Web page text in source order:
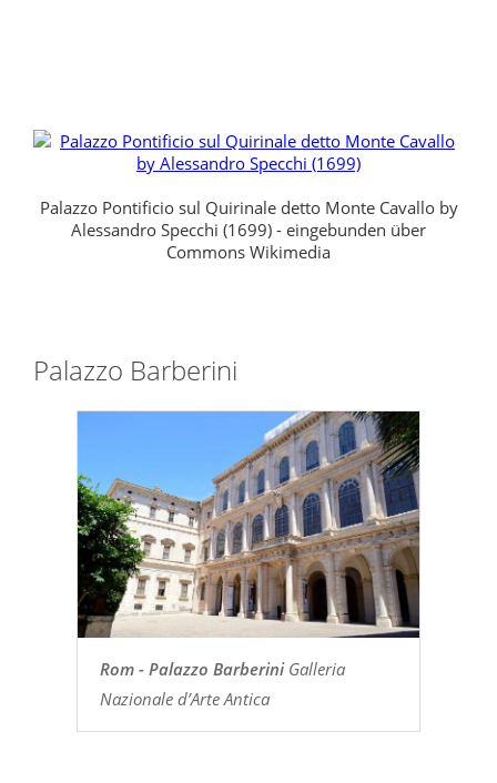
Palazzo Pontificio sul Quirinale detto Monte Cavallo by
Alessandro Specchi (1699) - eingebunden über
Commons Wikimedia
Palazzo Barberini
Rom - Palazzo BarberiniGalleria
Nazionale d’Arte Antica